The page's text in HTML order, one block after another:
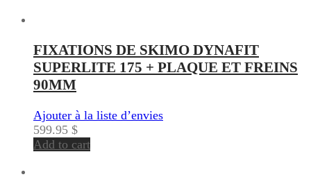
FIXATIONS DE SKIMO DYNAFIT
SUPERLITE 175 + PLAQUE ET FREINS
90MM
Ajouter à la liste d’envies
599.95 $
Add to cart